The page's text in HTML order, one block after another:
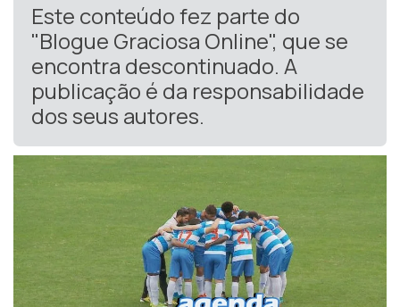
Este conteúdo fez parte do
"Blogue Graciosa Online", que se
encontra descontinuado. A
publicação é da responsabilidade
dos seus autores.